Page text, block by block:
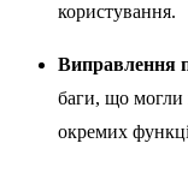
користування.
Виправлення
баги, що могли
окремих